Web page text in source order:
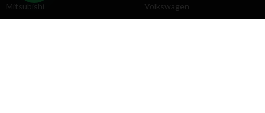
Mitsubishi
Volkswagen